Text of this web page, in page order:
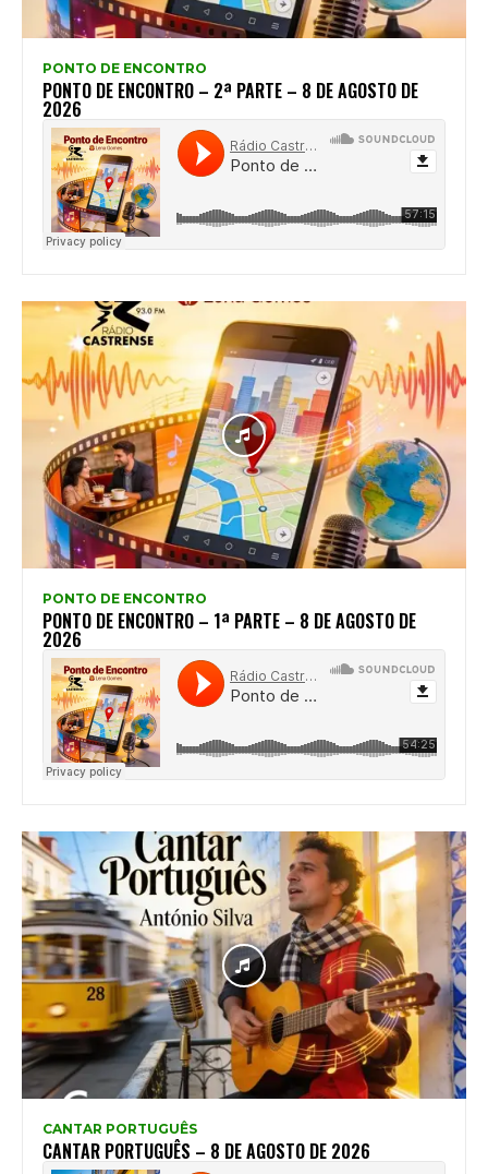
PONTO DE ENCONTRO
PONTO DE ENCONTRO – 2ª PARTE – 8 DE AGOSTO DE
2026
PONTO DE ENCONTRO
PONTO DE ENCONTRO – 1ª PARTE – 8 DE AGOSTO DE
2026
CANTAR PORTUGUÊS
CANTAR PORTUGUÊS – 8 DE AGOSTO DE 2026